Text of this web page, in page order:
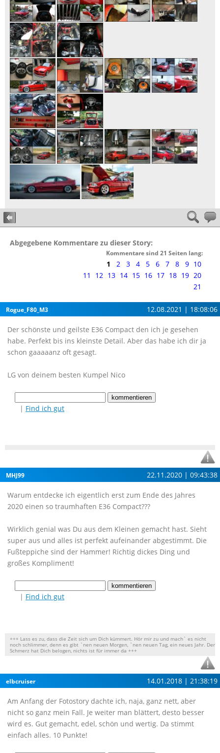
Abgegebene Kommentare zu dieser Story:
Kommentare sind 21 Seiten lang:
1 2 3 4 5 6 7 8 9 10
11
12 13 14 15 16 17 18 19 20
21
Rogue_F80_M3 12.08.2021 | 18:08:06
Der schönste und geilste E36 Compact den ich je gesehen
habe. Perfekt bis ins kleinste Detail. Aber das habe ich dir ja
schon gaaaaanz oft gesagt.
LG von deinem besten Kumpel Nico
| Find ich gut
MHJ99 22.11.2020 | 09:43:38
Warum entdecke ich eigentlich erst zum Ende des Jahres
2020 einen so traumhaften E36 Compact???
Wirklich genial was Du aus dem Kleinen gemacht hast. Sieht
super aus und alles ist perfekt aufeinander abgestimmt. Die
Fußteppiche sind der Hammer! Richtig dickes Ding und
großes Kompliment!
| Find ich gut
+++ Lass es zu, dass die Zeit sich um Dich kümmert. Hör mir zu und mach` es nicht
noch schlimmer, denn es gibt `nen neuen Morgen, `nen neuen Tag, ein neues Jahr. Der
Schmerz hat Dich belogen, nichts ist für immer da +++
elbcruiser 14.01.2018 | 21:38:19
Am Anfang der Fotostory dachte ich, naja, ganz nett, aber
nicht so ganz mein Fall. Je weiter man blättert, desto besser
wird es. Gut gemacht, edel, schön und wertig. Da stimmt
einfach alles. 10 Punkte!